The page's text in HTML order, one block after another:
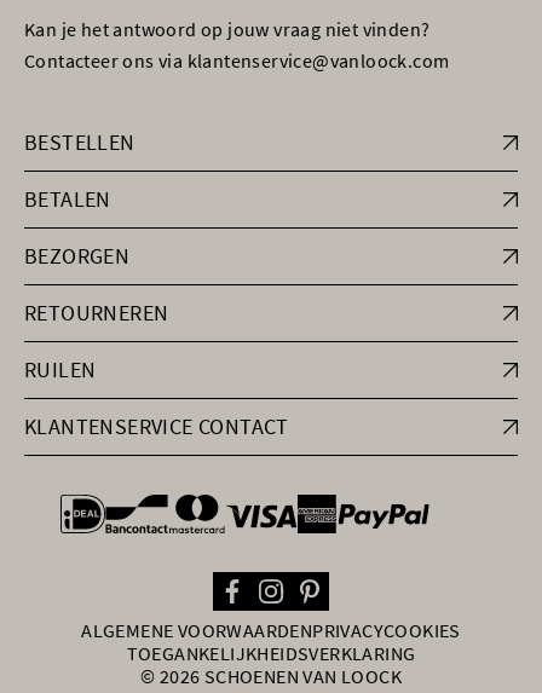
Kan je het antwoord op jouw vraag niet vinden?
Contacteer ons via klantenservice@vanloock.com
BESTELLEN
BETALEN
BEZORGEN
RETOURNEREN
RUILEN
KLANTENSERVICE CONTACT
general.paymentOptions
ALGEMENE VOORWAARDENPRIVACYCOOKIES
TOEGANKELIJKHEIDSVERKLARING
© 2026 SCHOENEN VAN LOOCK